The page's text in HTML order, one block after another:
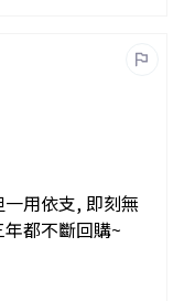
用依支, 即刻無
都不斷回購~